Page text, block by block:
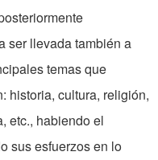
ser llevada también a
temas que
historia, cultura, religión,
etc., habiendo el
sus esfuerzos en lo